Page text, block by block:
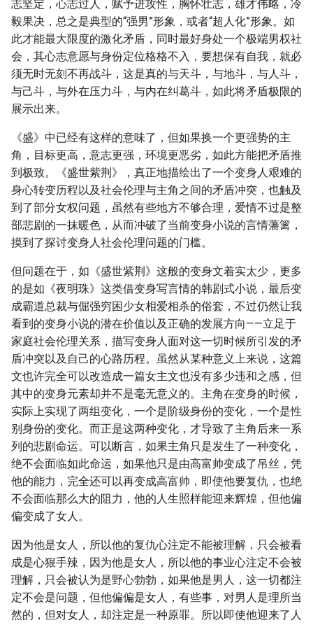
志坚定，心志过人，赋予进攻性，胸怀壮志，雄才伟略，冷
毅果决，总之是典型的“强男”形象，或者“超人化”形象。如
此才能最大限度的激化矛盾，同时最好身处一个极端男权社
会，其心志意愿与身份定位格格不入，要想保有自我，就必
须无时无刻不再战斗，这是真的与天斗，与地斗，与人斗，
与己斗，与外在压力斗，与内在纠葛斗，如此将矛盾极限的
展示出来。
《盛》中已经有这样的意味了，但如果换一个更强势的主
角，目标更高，意志更强，环境更恶劣，如此方能把矛盾推
到极致。《盛世紫荆》，真正地描绘出了一个变身人艰难的
身心转变历程以及社会伦理与主角之间的矛盾冲突，也触及
到了部分女权问题，虽然有些地方不够合理，爱情不过是整
部悲剧的一抹暖色，从而冲破了当前变身小说的言情藩篱，
摸到了探讨变身人社会伦理问题的门槛。
但问题在于，如《盛世紫荆》这般的变身文着实太少，更多
的是如《夜明珠》这类借变身写言情的韩剧式小说，最后变
成霸道总裁与倔强穷困少女相爱相杀的俗套，不过仍然让我
看到的变身小说的潜在价值以及正确的发展方向——立足于
家庭社会伦理关系，描写变身人面对这一切时候所引发的矛
盾冲突以及自己的心路历程。虽然从某种意义上来说，这篇
文也许完全可以改造成一篇女主文也没有多少违和之感，但
其中的变身元素却并不是毫无意义的。主角在变身的时候，
实际上实现了两组变化，一个是阶级身份的变化，一个是性
别身份的变化。而正是这两种变化，才导致了主角后来一系
列的悲剧命运。可以断言，如果主角只是发生了一种变化，
绝不会面临如此命运，如果他只是由高富帅变成了吊丝，凭
他的能力，完全还可以再变成高富帅，即使他要复仇，也绝
不会面临那么大的阻力，他的人生照样能迎来辉煌，但他偏
偏变成了女人。
因为他是女人，所以他的复仇心注定不能被理解，只会被看
成是心狠手辣，因为他是女人，所以他的事业心注定不会被
理解，只会被认为是野心勃勃，如果他是男人，这一切都注
定不会是问题，但他偏偏是女人，有些事，对男人是理所当
然的，但对女人，却注定是一种原罪。所以即使他迎来了人